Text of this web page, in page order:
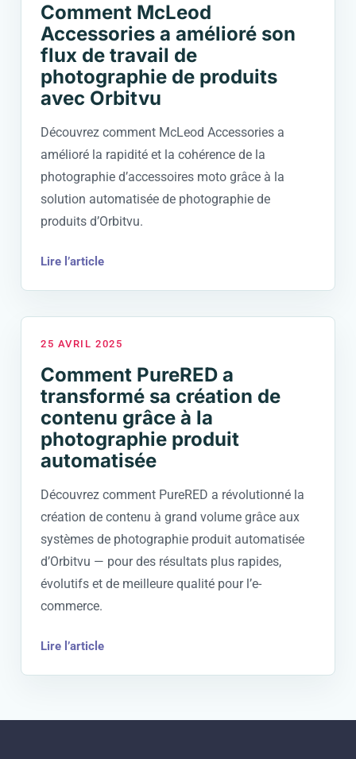
Comment McLeod
Accessories a amélioré son
flux de travail de
photographie de produits
avec Orbitvu
Découvrez comment McLeod Accessories a
amélioré la rapidité et la cohérence de la
photographie d’accessoires moto grâce à la
solution automatisée de photographie de
produits d’Orbitvu.
Lire l’article
25 AVRIL 2025
Comment PureRED a
transformé sa création de
contenu grâce à la
photographie produit
automatisée
Découvrez comment PureRED a révolutionné la
création de contenu à grand volume grâce aux
systèmes de photographie produit automatisée
d’Orbitvu — pour des résultats plus rapides,
évolutifs et de meilleure qualité pour l’e-
commerce.
Lire l’article